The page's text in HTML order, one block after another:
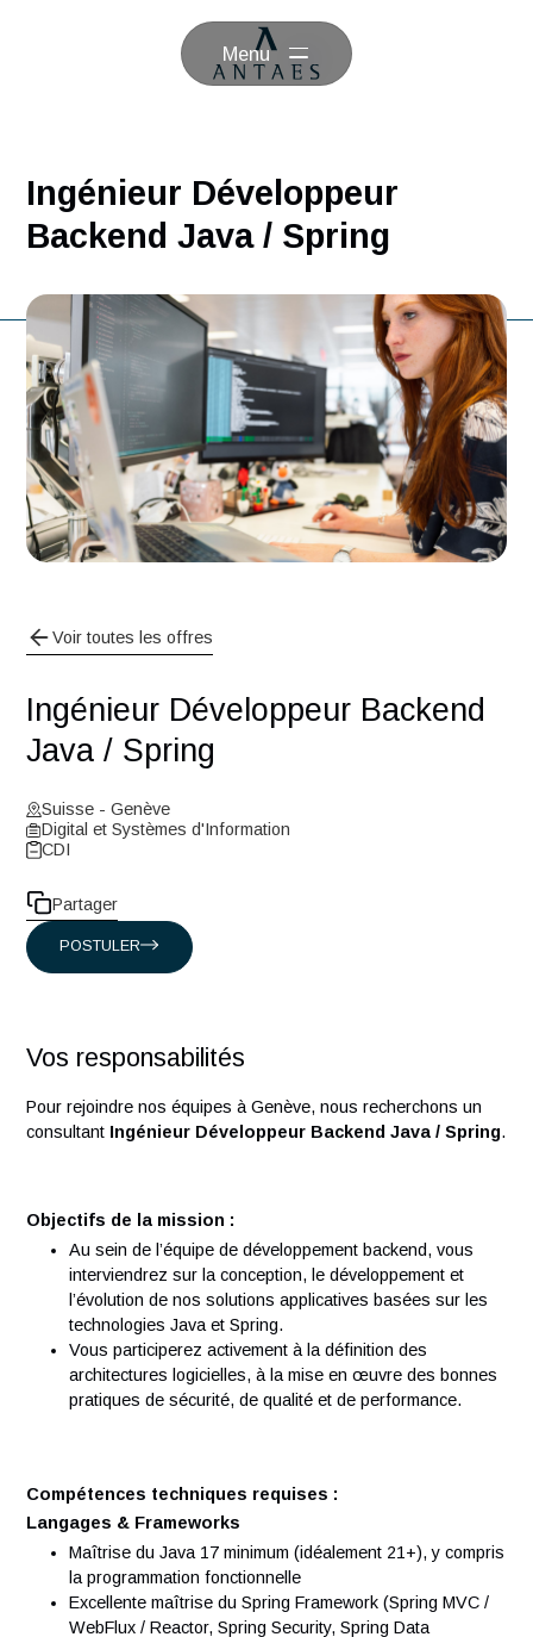
Menu
Ingénieur Développeur
Backend Java / Spring
Voir toutes les offres
Java / Spring
Suisse - Genève
Digital et Systèmes d'Information
CDI
POSTULER
Pour rejoindre nos équipes à Genève, nous recherchons
consultantIngénieur Développeur Backend Java /
Objectifs de la mission :
Au sein de l’équipe de développement backend, vous
interviendrez sur la conception, le développement et
Vous participerez activement à la définition des
architectures logicielles, à la mise en œuvre des
pratiques de sécurité, de qualité et de performance.